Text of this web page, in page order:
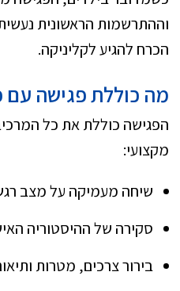
וההתרשמות הראשונית
הכרח להגיע לקליניקה.
מה כוללת פגישה עם
הפגישה כוללת את כל
מקצועי:
שיחה מעמיקה על מצב
סקירה של ההיסטוריה
בירור צרכים, מטרות